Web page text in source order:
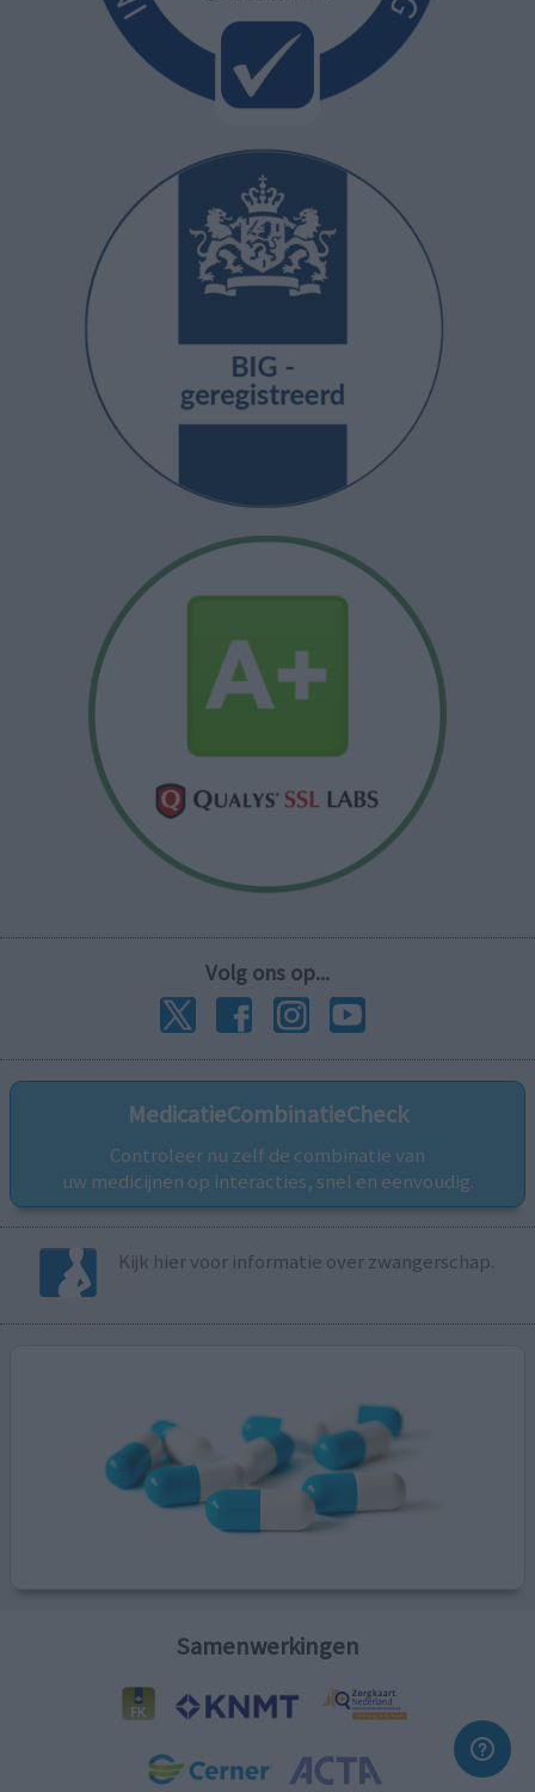
Volg ons op...
MedicatieCombinatieCheck
Controleer nu zelf de combinatie van
uw medicijnen op interacties, snel en eenvoudig.
Kijk hier voor informatie over zwangerschap.
Samenwerkingen